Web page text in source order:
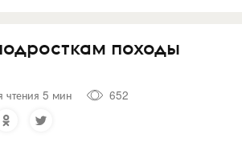
походы
чтения 5 мин
652